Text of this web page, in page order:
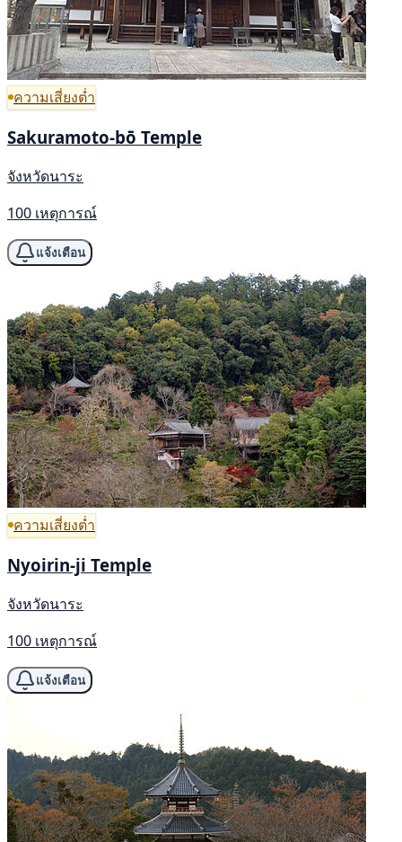
ความเสี่ยงต่ำ
Sakuramoto-bō Temple
จังหวัดนาระ
100 เหตุการณ์
แจ้งเตือน
ความเสี่ยงต่ำ
Nyoirin-ji Temple
จังหวัดนาระ
100 เหตุการณ์
แจ้งเตือน